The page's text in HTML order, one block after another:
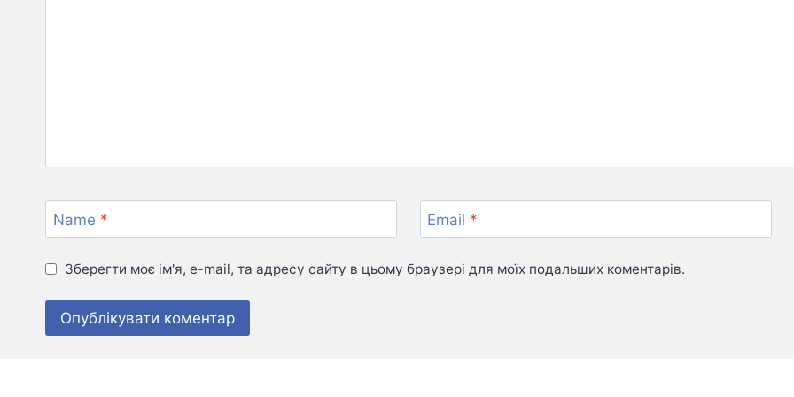
Name * Email *
Зберегти моє ім'я, e-mail, та адресу сайту в цьому браузері для моїх подальших коментарів.